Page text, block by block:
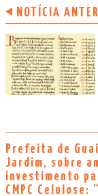
NOTÍCIA
Prefeita de
Jardim, sobre
investimento
CMPC Celulose: